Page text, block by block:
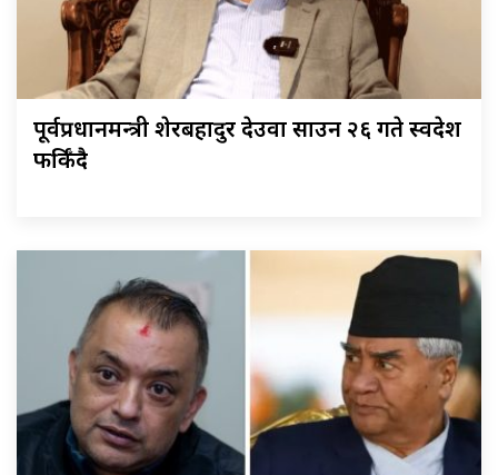
पूर्वप्रधानमन्त्री शेरबहादुर देउवा साउन २६ गते स्वदेश
फर्किँदै